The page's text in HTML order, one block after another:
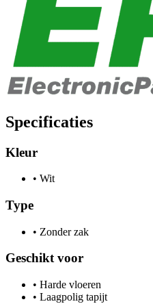
Specificaties
Kleur
• Wit
Type
• Zonder zak
Geschikt voor
• Harde vloeren
• Laagpolig tapijt